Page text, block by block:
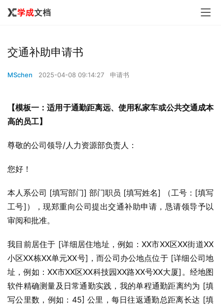
交通补助申请书
MSchen 2025-04-08 09:14:27 申请书
【模板一：适用于通勤距离远、使用私家车或公共交通成本
高的员工】
尊敬的公司领导/人力资源部负责人：
您好！
本人系公司 [填写部门] 部门职员 [填写姓名] （工号：[填写
工号]），现郑重向公司提出交通补助申请，恳请领导予以
审阅和批准。
我目前居住于 [详细居住地址，例如：XX市XX区XX街道XX
小区XX栋XX单元XX号]，而公司办公地点位于 [详细公司地
址，例如：XX市XX区XX科技园XX路XX号XX大厦]。经地图
软件精确测量及日常通勤实践，我的单程通勤距离约为 [填
写公里数，例如：45] 公里，每日往返通勤总距离长达 [填